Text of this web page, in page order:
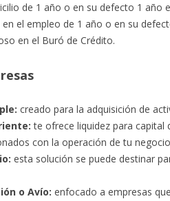
de 1 año o en su defecto 1 año
el empleo de 1 año o en su
en el Buró de Crédito.
creado para la adquisición de
te ofrece liquidez para capital
con la operación de tu
esta solución se puede destinar
o Avío: enfocado a empresas